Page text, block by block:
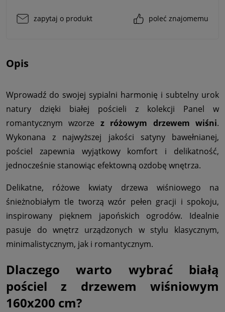
zapytaj o produkt poleć znajomemu
Opis
Wprowadź do swojej sypialni harmonię i subtelny urok
natury dzięki białej pościeli z kolekcji Panel w
romantycznym wzorze z różowym drzewem wiśni.
Wykonana z najwyższej jakości satyny bawełnianej,
pościel zapewnia wyjątkowy komfort i delikatność,
jednocześnie stanowiąc efektowną ozdobę wnętrza.
Delikatne, różowe kwiaty drzewa wiśniowego na
śnieżnobiałym tle tworzą wzór pełen gracji i spokoju,
inspirowany pięknem japońskich ogrodów. Idealnie
pasuje do wnętrz urządzonych w stylu klasycznym,
minimalistycznym, jak i romantycznym.
Dlaczego warto wybrać białą
pościel z drzewem wiśniowym
160x200 cm?